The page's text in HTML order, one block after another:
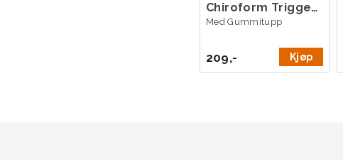
Chiroform Triggerpunkt Pinne
Med Gummitupp
209,- Kjøp